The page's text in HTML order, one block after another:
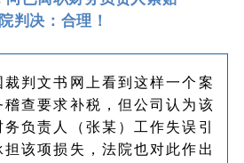
判决：合理！
判文书网上看到这样一个案
查要求补税，但公司认为该
负责人（张某）工作失误引
该项损失，法院也对此作出